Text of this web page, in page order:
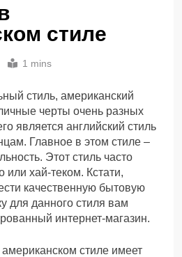
стиле
1 mins
стиль, американский
черты очень разных
является английский стиль
Главное в этом стиле –
Этот стиль часто
хай-теком. Кстати,
качественную бытовую
для данного стиля вам
интернет-магазин.
стиле имеет